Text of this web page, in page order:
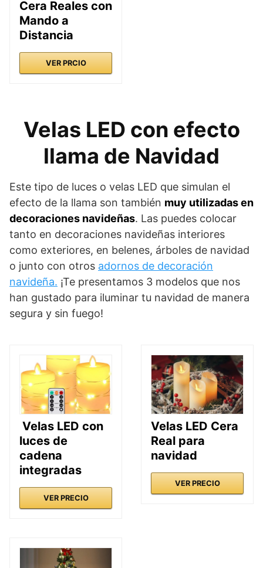
Cera Reales con
Mando a
Distancia
VER PRCIO
Velas LED con efecto
llama de Navidad
Este tipo de luces o velas LED que simulan el
efecto de la llama son también muy utilizadas en
decoraciones navideñas. Las puedes colocar
tanto en decoraciones navideñas interiores
como exteriores, en belenes, árboles de navidad
o junto con otros adornos de decoración
navideña. ¡Te presentamos 3 modelos que nos
han gustado para iluminar tu navidad de manera
segura y sin fuego!
Velas LED con
luces de
cadena
integradas
VER PRECIO
Velas LED Cera
Real para
navidad
VER PRECIO